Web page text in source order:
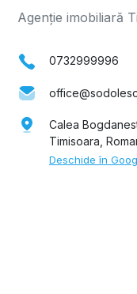
Agenție imobiliară
0732999996
Calea
Timisoara,
Deschide în